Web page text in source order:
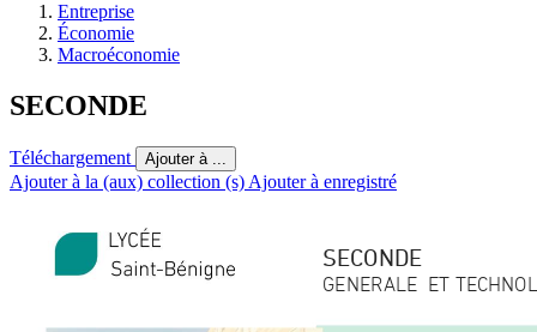
Entreprise
Économie
Macroéconomie
SECONDE
Téléchargement Ajouter à ...
Ajouter à la (aux) collection (s) Ajouter à enregistré
SECONDE
GENERALE ET